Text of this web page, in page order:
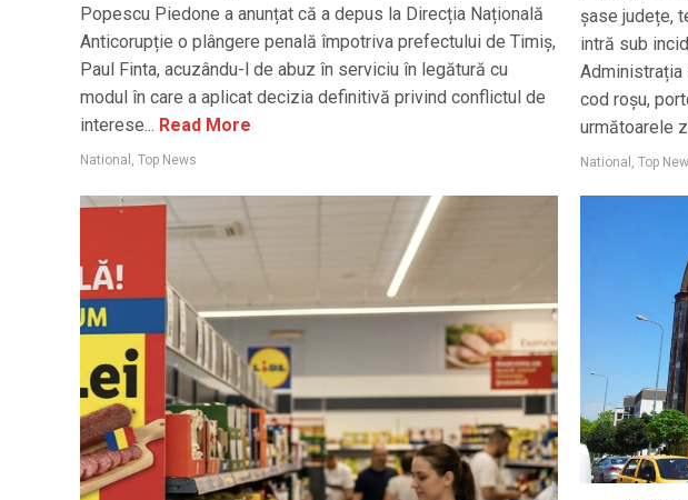
Popescu Piedone a anunțat că a depus la Direcția Națională
Anticorupție o plângere penală împotriva prefectului de Timiș,
Paul Finta, acuzându-l de abuz în serviciu în legătură cu
modul în care a aplicat decizia definitivă privind conflictul de
interese... Read More
National Top News
șase județe,
intră sub
cod roșu,
următoarele
National Top